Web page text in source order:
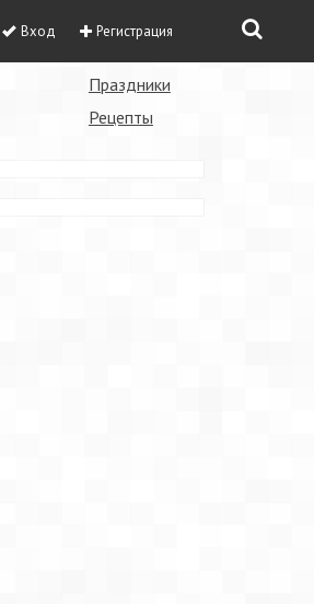
Вход Регистрация
Праздники
Рецепты